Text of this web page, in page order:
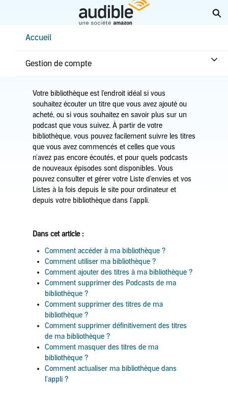
principalAccueil
Gestion de compte
Accueil
Gérer ma bibliothèque
Votre bibliothèque est l'endroit idéal si vous
souhaitez écouter un titre que vous avez ajouté ou
acheté, ou si vous souhaitez en savoir plus sur un
podcast que vous suivez. À partir de votre
bibliothèque, vous pouvez facilement suivre les titres
que vous avez commencés et celles que vous
n'avez pas encore écoutés, et pour quels podcasts
de nouveaux épisodes sont disponibles. Vous
pouvez consulter et gérer votre Liste d'envies et vos
Listes à la fois depuis le site pour ordinateur et
depuis votre bibliothèque dans l'appli.
Dans cet article :
Comment accéder à ma bibliothèque ?
Comment utiliser ma bibliothèque ?
Comment ajouter des titres à ma bibliothèque ?
Comment supprimer des Podcasts de ma
bibliothèque ?
Comment supprimer des titres de ma
bibliothèque ?
Comment supprimer définitivement des titres
de ma bibliothèque ?
Comment masquer des titres de ma
bibliothèque ?
Comment actualiser ma bibliothèque dans
l'appli ?